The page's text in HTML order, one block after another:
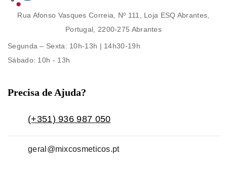
Rua Afonso Vasques Correia, Nº 111, Loja ESQ Abrantes,
Portugal, 2200-275 Abrantes
Segunda – Sexta: 10h-13h | 14h30-19h
Sábado: 10h - 13h
Precisa de Ajuda?
(+351) 936 987 050
geral@mixcosmeticos.pt